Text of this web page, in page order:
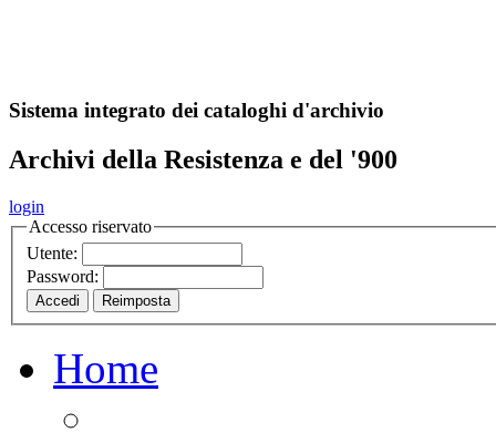
Sistema integrato dei cataloghi d'archivio
Archivi della Resistenza e del '900
login
Accesso riservato
Utente:
Password:
Home